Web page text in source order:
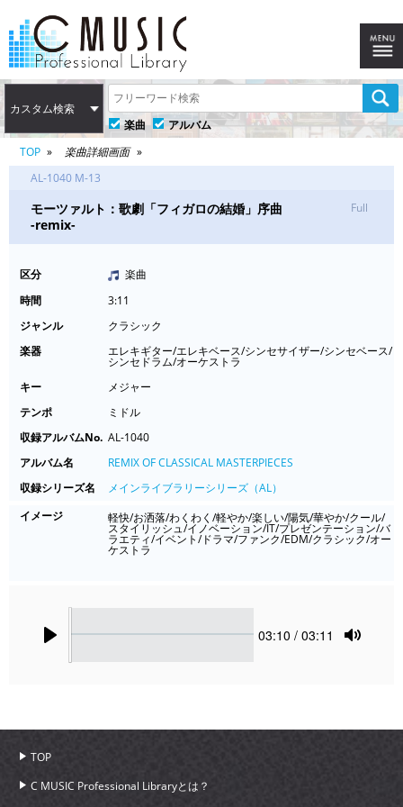
カスタム検索
楽曲
アルバム
TOP
楽曲詳細画面
AL-1040 M-13
モーツァルト：歌劇「フィガロの結婚」序曲
-remix-
Full
区分
楽曲
時間
3:11
ジャンル
クラシック
楽器
エレキギター/エレキベース/シンセサイザー/シンセベース/
シンセドラム/オーケストラ
キー
メジャー
テンポ
ミドル
収録アルバムNo. AL-1040
アルバム名
REMIX OF CLASSICAL MASTERPIECES
収録シリーズ名
メインライブラリーシリーズ（AL）
イメージ
軽快/お洒落/わくわく/軽やか/楽しい/陽気/華やか/クール/
スタイリッシュ/イノベーション/IT/プレゼンテーション/バ
ラエティ/イベント/ドラマ/ファンク/EDM/クラシック/オー
ケストラ
Current
03:10 / 03:11
TOP
C MUSIC Professional Libraryとは？